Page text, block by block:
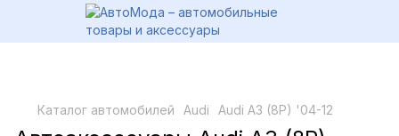
Каталог автомобилей Audi Audi A3 (8P) '04-12